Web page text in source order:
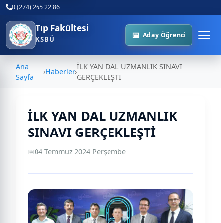
0 (274) 265 22 86
Tıp Fakültesi
KSBÜ Aday Öğrenci
Ana
Sayfa
›Haberler›
İLK YAN DAL UZMANLIK SINAVI
GERÇEKLEŞTİ
İLK YAN DAL UZMANLIK
SINAVI GERÇEKLEŞTİ
📅04 Temmuz 2024 Perşembe